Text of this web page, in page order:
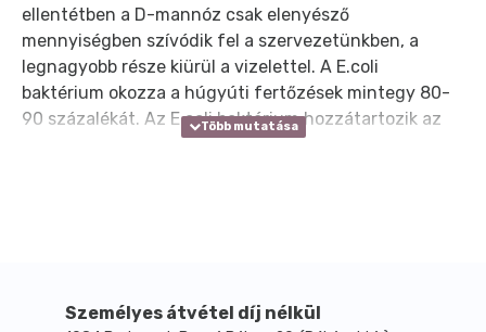
ellentétben a D-mannóz csak elenyésző
mennyiségben szívódik fel a szervezetünkben, a
legnagyobb része kiürül a vizelettel. A E.coli
baktérium okozza a húgyúti fertőzések mintegy 80-
90 százalékát. Az E.coli baktérium hozzátartozik az
emberi bélrendszer nomális bélflórájához, de még ez a
gyümölcsben is megtalálható kisebb mennyiségben. A
Személyes átvétel díj nélkül